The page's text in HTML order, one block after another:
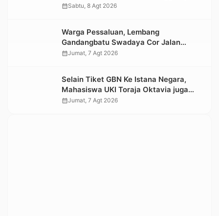
yang Rusak Kawasan Hutan
calendar_monthSabtu, 8 Agt 2026
Warga Pessaluan, Lembang
Gandangbatu Swadaya Cor Jalan
Kabupaten
calendar_monthJumat, 7 Agt 2026
Selain Tiket GBN Ke Istana Negara,
Mahasiswa UKI Toraja Oktavia juga
Lolos ke Pekan Seni Mahasiswa
calendar_monthJumat, 7 Agt 2026